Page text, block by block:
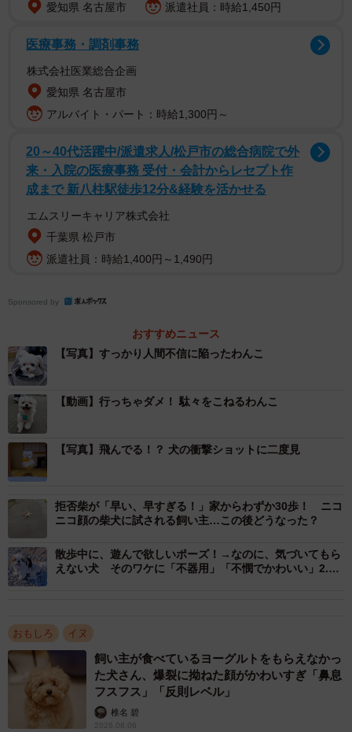
軽快に歩くアーロくん（画像提供：しろもふ（アーロ）さん）
ところが、しばらくすると状況は一変。移動用のリュック
サックからひょっこり顔を出しているアーロくんは、先ほ
どまでの笑顔はどこへやら。お口をきゅっと結び、どこか
遠くを見つめるその瞳からは、すっかりテンションが下が
ってしまった様子がうかがえます。
愛知県 名古屋市
派遣社員：時給1,450円
医療事務・調剤事務
株式会社医業総合企画
愛知県 名古屋市
アルバイト・パート：時給1,300円～
20～40代活躍中/派遣求人/松戸市の総合病院で外
来・入院の医療事務 受付・会計からレセプト作
成まで 新八柱駅徒歩12分&経験を活かせる
エムスリーキャリア株式会社
千葉県 松戸市
派遣社員：時給1,400円～1,490円
Sponsored by
おすすめニュース
【写真】すっかり人間不信に陥ったわんこ
【動画】行っちゃダメ！ 駄々をこねるわんこ
【写真】飛んでる！？ 犬の衝撃ショットに二度見
拒否柴が「早い、早すぎる！」家からわずか30歩！ ニコ
ニコ顔の柴犬に試される飼い主…この後どうなった？
散歩中に、遊んで欲しいポーズ！→なのに、気づいてもら
えない犬 そのワケに「不器用」「不憫でかわいい」2.6
おもしろ イヌ
飼い主が食べているヨーグルトをもらえなかっ
た犬さん、爆裂に拗ねた顔がかわいすぎ「鼻息
フスフス」「反則レベル」
椎名 碧
2026.08.06